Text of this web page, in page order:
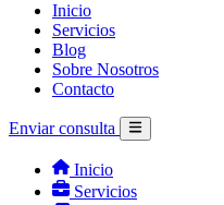
Inicio
Servicios
Blog
Sobre Nosotros
Contacto
Enviar consulta
Inicio
Servicios